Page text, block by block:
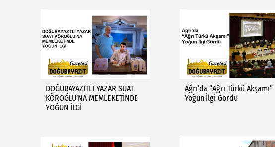
DOĞUBAYAZITLI YAZAR SUAT
KÖROĞLU’NA MEMLEKETİNDE
YOĞUN İLGİ
Ağrı’da “Ağrı Türkü Akşamı”
Yoğun İlgi Gördü